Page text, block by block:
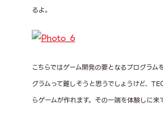
るよ。
こちらではゲーム開発の要となるプログラム
グラムって難しそうと思うでしょうけど、
らゲームが作れます。その一端を体験しに来